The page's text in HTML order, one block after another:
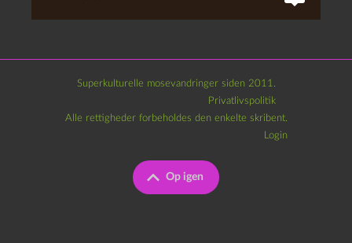
Superkulturelle mosevandringer siden 2011.
Privatlivspolitik
Op igen
Alle rettigheder forbeholdes den enkelte skribent.
Login